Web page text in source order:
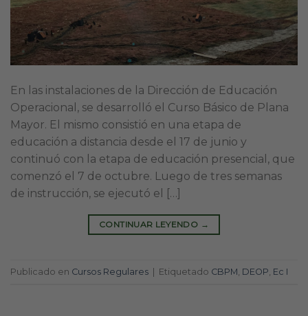
En las instalaciones de la Dirección de Educación
Operacional, se desarrolló el Curso Básico de Plana
Mayor. El mismo consistió en una etapa de
educación a distancia desde el 17 de junio y
continuó con la etapa de educación presencial, que
comenzó el 7 de octubre. Luego de tres semanas
de instrucción, se ejecutó el […]
CONTINUAR LEYENDO →
Publicado en Cursos Regulares | Etiquetado CBPM DEOP Ec I